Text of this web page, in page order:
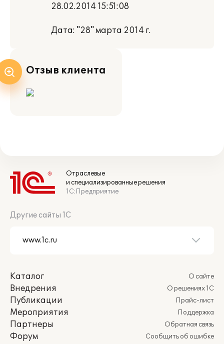
28.02.2014 15:51:08
Дата: "28" марта 2014 г.
Отзыв клиента
Отраслевые
и специализированные решения
1С:Предприятие
Другие сайты 1С
Каталог
Внедрения
Публикации
Мероприятия
Партнеры
Форум
О сайте
О решениях 1С
Прайс-лист
Поддержка
Обратная связь
Сообщить об ошибке